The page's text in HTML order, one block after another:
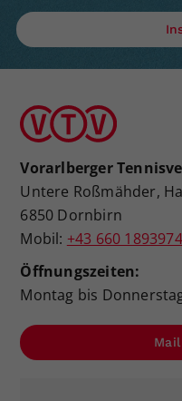
Vorarlberger
Untere Roßmähder,
6850 Dornbirn
Mobil: +43 660 1893974
Öffnungszeiten:
Montag bis